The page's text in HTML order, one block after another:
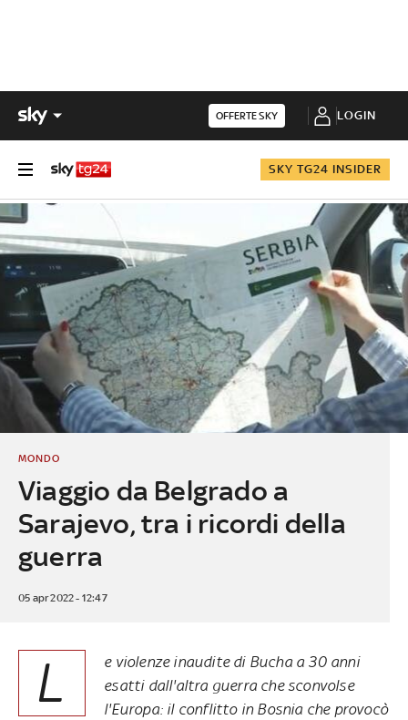
OFFERTE SKY LOGIN
SKY TG24 INSIDER
Viaggio da Belgrado a
Sarajevo, tra i ricordi della
guerra
MONDO
05 apr 2022 - 12:47
L
e violenze inaudite di Bucha a 30 anni
esatti dall'altra guerra che sconvolse
l'Europa: il conflitto in Bosnia che provocò